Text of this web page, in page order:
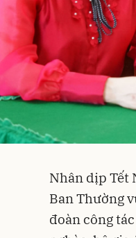
Nhân dịp Tết
Ban Thường
đoàn công